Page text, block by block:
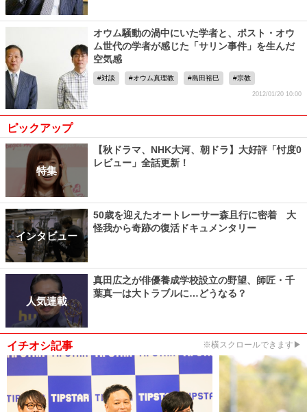
オウム騒動の渦中にいた学者と、ポスト・オウ
ム世代の学者が感じた「サリン事件」を生んだ
空気感
対談 オウム真理教 島田裕巳 宗教
2012/01/20 10:00
ピックアップ
特集
【秋ドラマ、NHK大河、朝ドラ】大好評「忖度0
レビュー」全話更新！
インタビュー
50歳を迎えたオートレーサー森且行に密着 大
怪我から奇跡の復活ドキュメンタリー
人気連載
真田広之が俳優養成学校設立の野望、師匠・千
葉真一は大トラブルに…どうなる？
イチオシ記事 ※横スクロールできます▶